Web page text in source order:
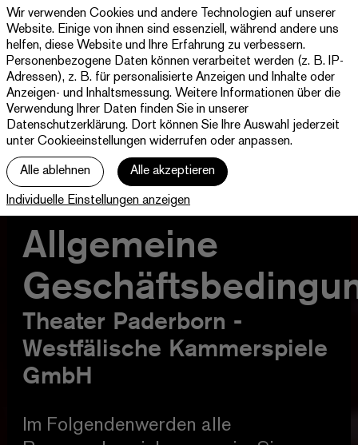
Theater
Paderborn
Westfälische
Kammerspiele
Programm & Tickets
Abos
jott
Ihr Besuch
Haus
Allgemeine
Theater Paderborn -
Westfälische Kammerspiele
GmbH
Im Folgendenwerden alle
Wir verwenden Cookies und andere Technologien auf unserer
Website. Einige von ihnen sind essenziell, während andere uns
helfen, diese Website und Ihre Erfahrung zu verbessern.
Personenbezogene Daten können verarbeitet werden (z. B. IP-
Adressen), z. B. für personalisierte Anzeigen und Inhalte oder
Anzeigen- und Inhaltsmessung. Weitere Informationen über die
Verwendung Ihrer Daten finden Sie in unserer
Datenschutzerklärung. Dort können Sie Ihre Auswahl jederzeit
unter Cookieeinstellungen widerrufen oder anpassen.
Alle ablehnen Alle akzeptieren
Individuelle Einstellungen anzeigen